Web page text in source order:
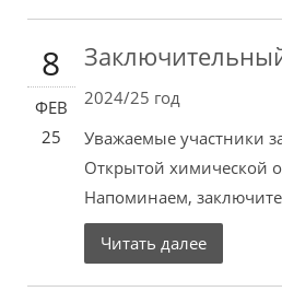
8
ФЕВ
25
2024/25 год
Уважаемые участники
Открытой химической
Напоминаем,
Читать далее